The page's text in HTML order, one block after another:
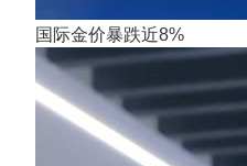
国际金价暴跌近8%